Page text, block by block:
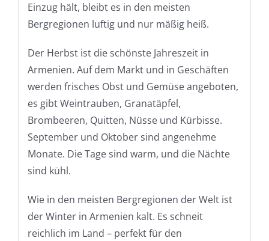
Einzug hält, bleibt es in den meisten
Bergregionen luftig und nur mäßig heiß.
Der Herbst ist die schönste Jahreszeit in
Armenien. Auf dem Markt und in Geschäften
werden frisches Obst und Gemüse angeboten,
es gibt Weintrauben, Granatäpfel,
Brombeeren, Quitten, Nüsse und Kürbisse.
September und Oktober sind angenehme
Monate. Die Tage sind warm, und die Nächte
sind kühl.
Wie in den meisten Bergregionen der Welt ist
der Winter in Armenien kalt. Es schneit
reichlich im Land – perfekt für den